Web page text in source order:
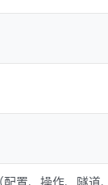
置、操作、隧道、